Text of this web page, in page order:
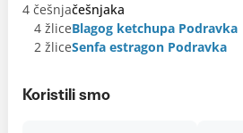
4 češnjačešnjaka
4 žliceBlagog ketchupa Podravka
2 žliceSenfa estragon Podravka
Koristili smo